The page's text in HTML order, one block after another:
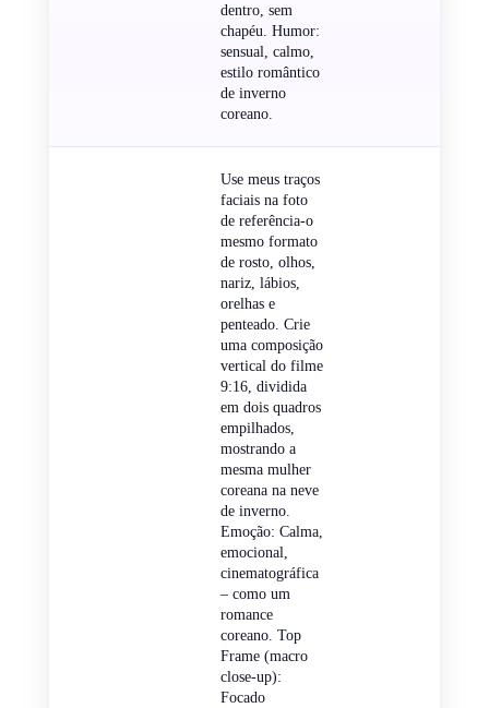
dentro, sem
chapéu. Humor:
sensual, calmo,
estilo romântico
de inverno
coreano.
Use meus traços
faciais na foto
de referência-o
mesmo formato
de rosto, olhos,
nariz, lábios,
orelhas e
penteado. Crie
uma composição
vertical do filme
9:16, dividida
em dois quadros
empilhados,
mostrando a
mesma mulher
coreana na neve
de inverno.
Emoção: Calma,
emocional,
cinematográfica
– como um
romance
coreano. Top
Frame (macro
close-up):
Focado